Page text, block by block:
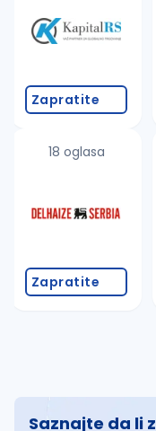
Zapratite
18 oglasa
Zapratite
Saznajte da li